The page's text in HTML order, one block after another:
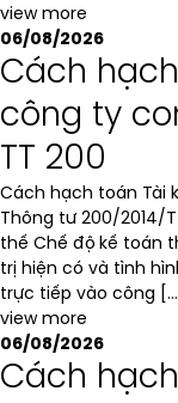
view more
06/08/2026
Cách
công ty
TT 200
Cách hạch toán Tài
Thông tư 200/2014/
thế Chế độ kế toán
trị hiện có và tình
trực tiếp vào công […]
view more
06/08/2026
Cách